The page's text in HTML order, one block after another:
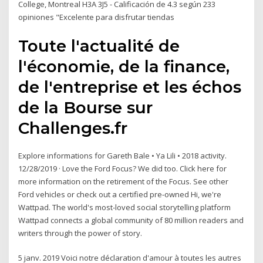
College, Montreal H3A 3J5 - Calificación de 4.3 según 233
opiniones "Excelente para disfrutar tiendas
Toute l'actualité de
l'économie, de la finance,
de l'entreprise et les échos
de la Bourse sur
Challenges.fr
Explore informations for Gareth Bale • Ya Lili • 2018 activity.
12/28/2019 · Love the Ford Focus? We did too. Click here for
more information on the retirement of the Focus. See other
Ford vehicles or check out a certified pre-owned Hi, we're
Wattpad. The world's most-loved social storytelling platform
Wattpad connects a global community of 80 million readers and
writers through the power of story.
5 janv. 2019 Voici notre déclaration d'amour à toutes les autres